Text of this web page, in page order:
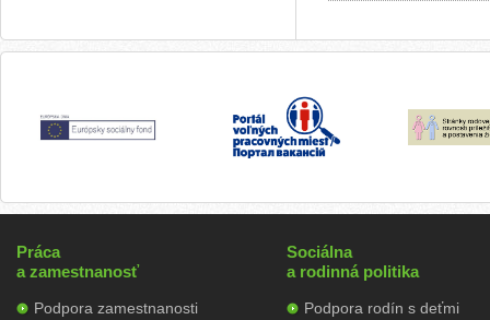
Práca
a zamestnanosť
Podpora zamestnanosti
Sociálna
a rodinná politika
Podpora rodín s deťmi